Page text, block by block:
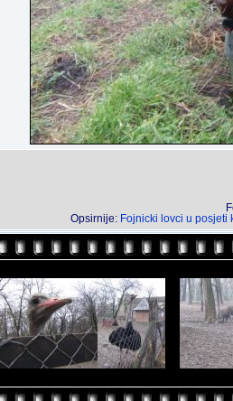
Opsirnije: Fojnicki lovci u posjeti